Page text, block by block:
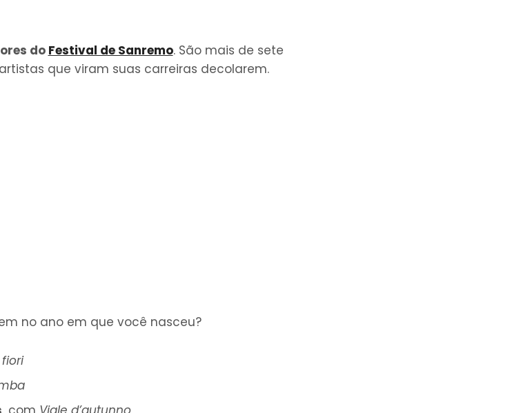
do Festival de Sanremo. São mais de sete
que viram suas carreiras decolarem.
no ano em que você nasceu?